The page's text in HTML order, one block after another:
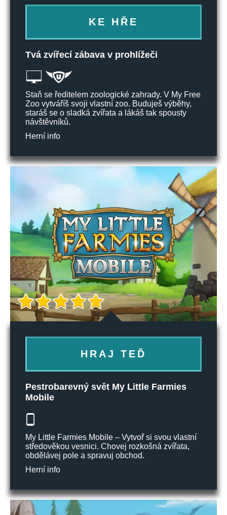
KE HŘE
Tvá zvířecí zábava v prohlížeči
Staň se ředitelem zoologické zahrady. V My Free
Zoo vytváříš svoji vlastní zoo. Buduješ výběhy,
staráš se o sladká zvířata a lákáš tak spousty
návštěvníků.
Herní info
HRAJ TEĎ
Pestrobarevný svět My Little Farmies
Mobile
My Little Farmies Mobile – Vytvoř si svou vlastní
středověkou vesnici. Chovej rozkošná zvířata,
obdělávej pole a spravuj obchod.
Herní info